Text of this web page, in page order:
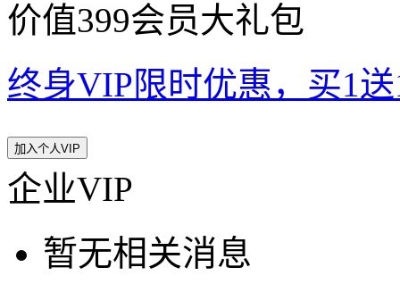
价值399会员大礼包
终身VIP限时优惠，买1
加入个人VIP
企业VIP
暂无相关消息